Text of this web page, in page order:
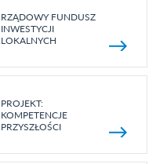
RZĄDOWY FUNDUSZ
INWESTYCJI
LOKALNYCH
PROJEKT:
KOMPETENCJE
PRZYSZŁOŚCI